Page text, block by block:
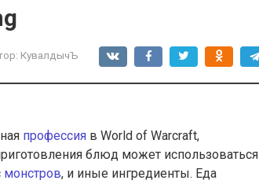
КувалдычЪ
профессия в World of Warcraft,
блюд может использоваться
монстров, и иные ингредиенты. Еда